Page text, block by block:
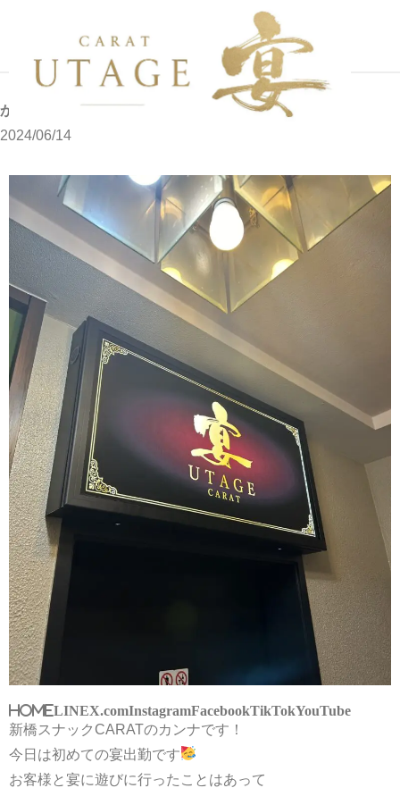
ホーム 写メブログ かんな
かんな
2024/06/14
HOMELINEX.comInstagramFacebookTikTokYouTube
新橋スナックCARATのカンナです！
今日は初めての宴出勤です
お客様と宴に遊びに行ったことはあって